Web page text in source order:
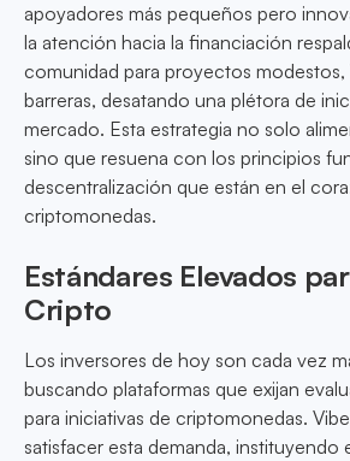
apoyadores más pequeños pero
la atención hacia la financiación
comunidad para proyectos modestos,
barreras, desatando una plétora de
mercado. Esta estrategia no solo
sino que resuena con los principios
descentralización que están en el
criptomonedas.
Estándares Elevados
Cripto
Los inversores de hoy son cada vez
buscando plataformas que exijan
para iniciativas de criptomonedas.
satisfacer esta demanda, instituyendo